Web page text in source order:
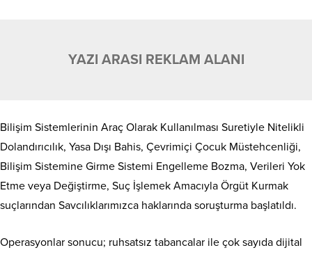
YAZI ARASI REKLAM ALANI
Bilişim Sistemlerinin Araç Olarak Kullanılması Suretiyle Nitelikli
Dolandırıcılık, Yasa Dışı Bahis, Çevrimiçi Çocuk Müstehcenliği,
Bilişim Sistemine Girme Sistemi Engelleme Bozma, Verileri Yok
Etme veya Değiştirme, Suç İşlemek Amacıyla Örgüt Kurmak
suçlarından Savcılıklarımızca haklarında soruşturma başlatıldı.
Operasyonlar sonucu; ruhsatsız tabancalar ile çok sayıda dijital